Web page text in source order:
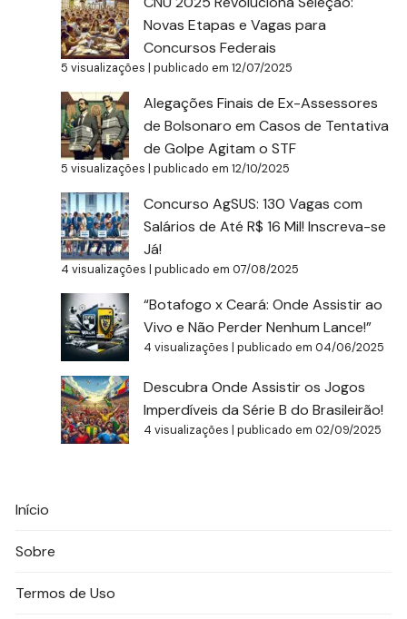
Novas Etapas e Vagas para
Concursos Federais
5 visualizações |publicado em 12/07/2025
Alegações Finais de Ex-Assessores
de Bolsonaro em Casos de Tentativa
de Golpe Agitam o STF
5 visualizações |publicado em 12/10/2025
Concurso AgSUS: 130 Vagas com
Salários de Até R$ 16 Mil! Inscreva-se
Já!
4 visualizações |publicado em 07/08/2025
“Botafogo x Ceará: Onde Assistir ao
Vivo e Não Perder Nenhum Lance!”
4 visualizações |publicado em 04/06/2025
Descubra Onde Assistir os Jogos
Imperdíveis da Série B do Brasileirão!
4 visualizações |publicado em 02/09/2025
Início
Sobre
Termos de Uso